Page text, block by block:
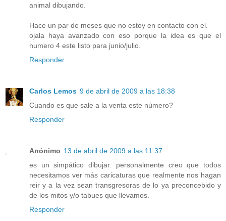
animal dibujando.
Hace un par de meses que no estoy en contacto con el.
ojala haya avanzado con eso porque la idea es que el
numero 4 este listo para junio/julio.
Responder
Carlos Lemos 9 de abril de 2009 a las 18:38
Cuando es que sale a la venta este número?
Responder
Anónimo 13 de abril de 2009 a las 11:37
es un simpático dibujar. personalmente creo que todos
necesitamos ver más caricaturas que realmente nos hagan
reir y a la vez sean transgresoras de lo ya preconcebido y
de los mitos y/o tabues que llevamos.
Responder